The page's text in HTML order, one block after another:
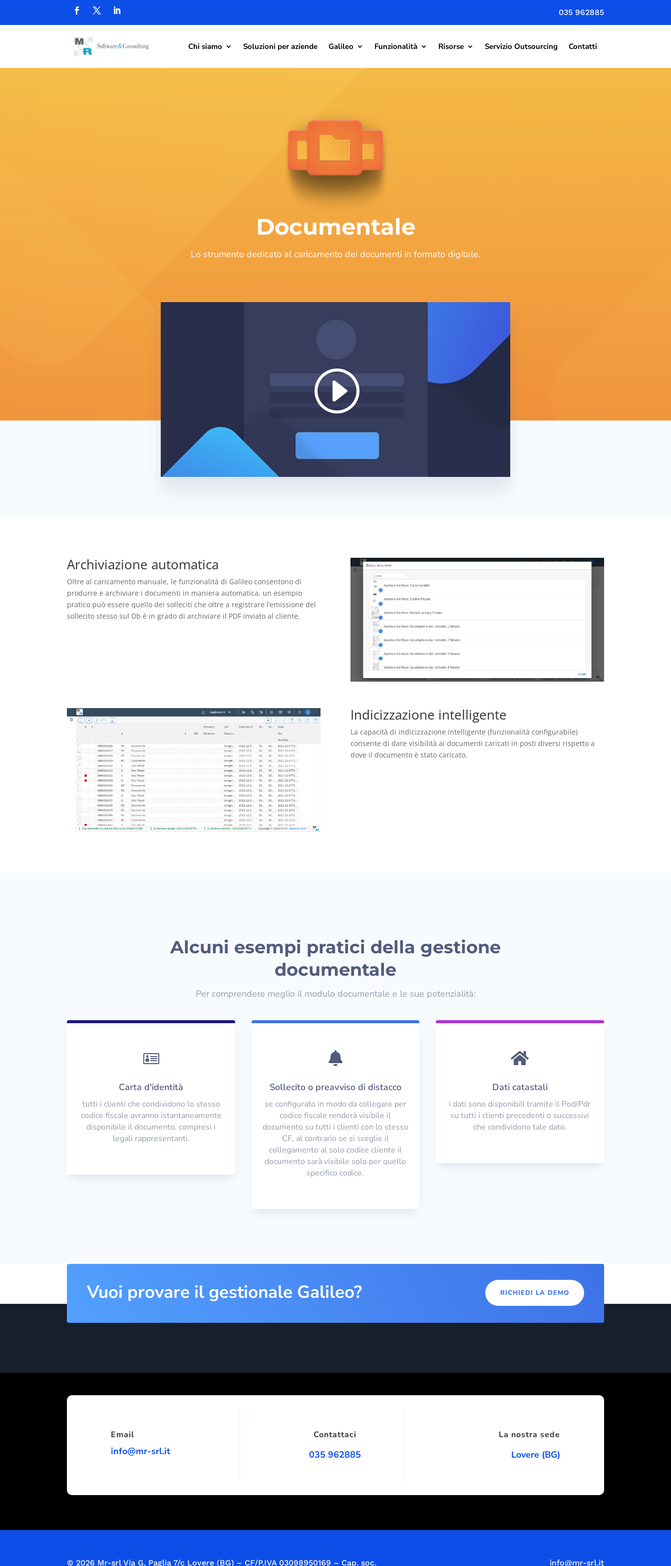
035 962885
Chi siamo Soluzioni per aziende Galileo Funzionalità Risorse Servizio Outsourcing Contatti
Documentale
Lo strumento dedicato al caricamento dei documenti in formato digitale.
Archiviazione automatica
Oltre al caricamento manuale, le funzionalità di Galileo consentono di
produrre e archiviare i documenti in maniera automatica, un esempio
pratico può essere quello dei solleciti che oltre a registrare l’emissione del
sollecito stesso sul Db è in grado di archiviare il PDF inviato al cliente.
Indicizzazione intelligente
La capacità di indicizzazione intelligente (funzionalità configurabile)
consente di dare visibilità ai documenti caricati in posti diversi rispetto a
dove il documento è stato caricato.
Alcuni esempi pratici della gestione
documentale
Per comprendere meglio il modulo documentale e le sue potenzialità:

Carta d'identità
tutti i clienti che condividono lo stesso
codice fiscale avranno istantaneamente
disponibile il documento, compresi i
legali rappresentanti.

Sollecito o preavviso di distacco
se configurato in modo da collegare per
codice fiscale renderà visibile il
documento su tutti i clienti con lo stesso
CF, al contrario se si sceglie il
collegamento al solo codice cliente il
documento sarà visibile solo per quello
specifico codice.

Dati catastali
i dati sono disponibili tramite il Pod/Pdr
su tutti i clienti precedenti o successivi
che condividono tale dato.
Vuoi provare il gestionale Galileo? RICHIEDI LA DEMO
Email
info@mr-srl.it
Contattaci
035 962885
La nostra sede
Lovere (BG)
© 2026 Mr-srlVia G. Paglia 7/c Lovere (BG) – CF/P.IVA 03098950169 – Cap. soc. info@mr-srl.it